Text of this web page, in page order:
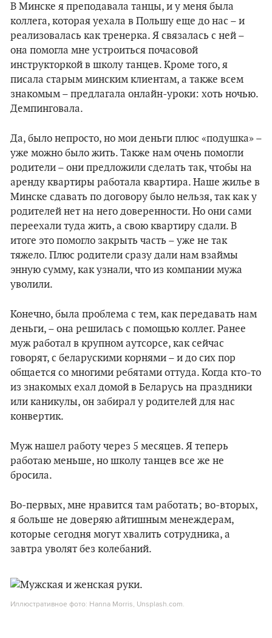
В Минске я преподавала танцы, и у меня была
коллега, которая уехала в Польшу еще до нас – и
реализовалась как тренерка. Я связалась с ней –
она помогла мне устроиться почасовой
инструкторкой в школу танцев. Кроме того, я
писала старым минским клиентам, а также всем
знакомым – предлагала онлайн-уроки: хоть ночью.
Демпинговала.
Да, было непросто, но мои деньги плюс «подушка» –
уже можно было жить. Также нам очень помогли
родители – они предложили сделать так, чтобы на
аренду квартиры работала квартира. Наше жилье в
Минске сдавать по договору было нельзя, так как у
родителей нет на него доверенности. Но они сами
переехали туда жить, а свою квартиру сдали. В
итоге это помогло закрыть часть – уже не так
тяжело. Плюс родители сразу дали нам взаймы
энную сумму, как узнали, что из компании мужа
уволили.
Конечно, была проблема с тем, как передавать нам
деньги, – она решилась с помощью коллег. Ранее
муж работал в крупном аутсорсе, как сейчас
говорят, с беларускими корнями – и до сих пор
общается со многими ребятами оттуда. Когда кто-то
из знакомых ехал домой в Беларусь на праздники
или каникулы, он забирал у родителей для нас
конвертик.
Муж нашел работу через 5 месяцев. Я теперь
работаю меньше, но школу танцев все же не
бросила.
Во-первых, мне нравится там работать; во-вторых,
я больше не доверяю айтишным менеждерам,
которые сегодня могут хвалить сотрудника, а
завтра уволят без колебаний.
Иллюстративное фото: Hanna Morris, Unsplash.com.